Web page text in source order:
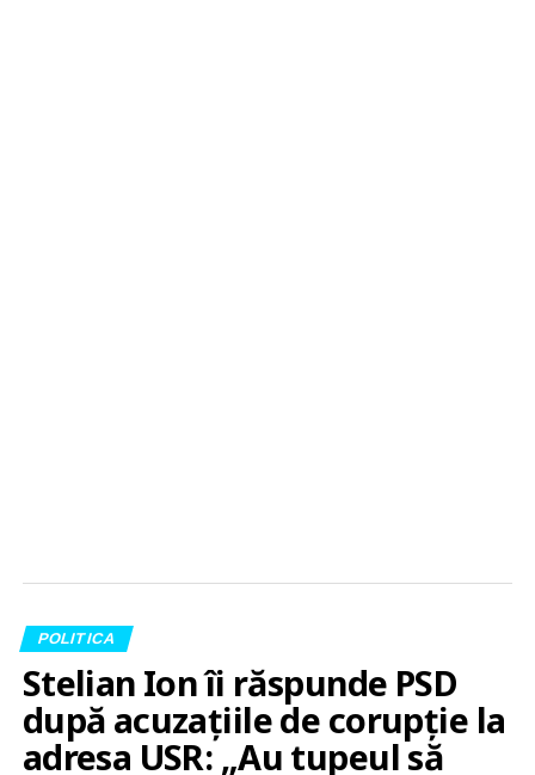
POLITICA
Stelian Ion îi răspunde PSD
după acuzațiile de corupție la
adresa USR: „Au tupeul să